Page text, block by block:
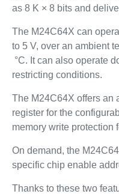
as 8 K × 8 bits and
The M24C64X can
to 5 V, over an ambient
°C. It can also operate
restricting conditions.
The M24C64X offers an
register for the
memory write protection
On demand, the
specific chip enable
Thanks to these two